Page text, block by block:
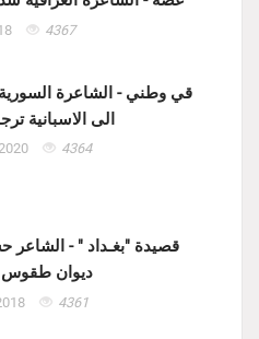
4367
قي وطني - الشاعرة
الى الاسبانية
4364
قصيدة "بغـداد " - الشاعر
ديوان طقوس
4361